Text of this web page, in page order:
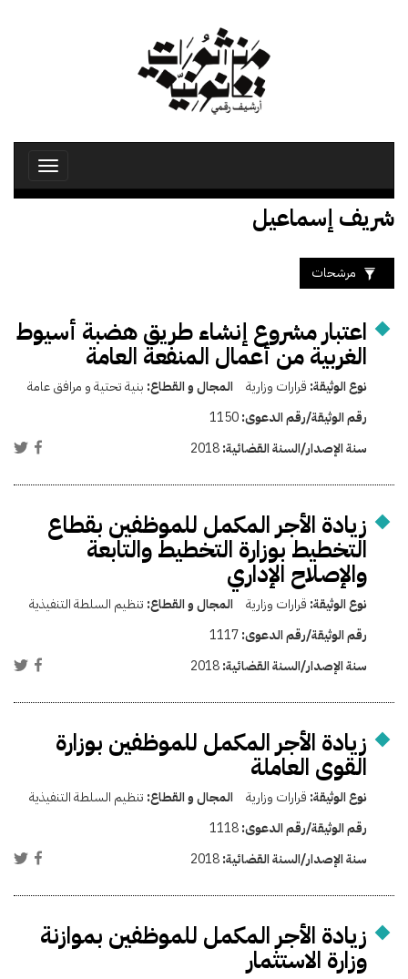
Toggle
شريف إسماعيل
مرشحات
اعتبار مشروع إنشاء طريق هضبة أسيوط
الغربية من أعمال المنفعة العامة
نوع الوثيقة: قرارات وزارية المجال و القطاع: بنية تحتية و مرافق عامة
رقم الوثيقة/رقم الدعوى:1150
سنة الإصدار/السنة القضائية:2018
زيادة الأجر المكمل للموظفين بقطاع
التخطيط بوزارة التخطيط والتابعة
والإصلاح الإداري
نوع الوثيقة: قرارات وزارية المجال و القطاع: تنظيم السلطة التنفيذية
رقم الوثيقة/رقم الدعوى:1117
سنة الإصدار/السنة القضائية:2018
زيادة الأجر المكمل للموظفين بوزارة
القوى العاملة
نوع الوثيقة: قرارات وزارية المجال و القطاع: تنظيم السلطة التنفيذية
رقم الوثيقة/رقم الدعوى:1118
سنة الإصدار/السنة القضائية:2018
زيادة الأجر المكمل للموظفين بموازنة
وزارة الاستثمار